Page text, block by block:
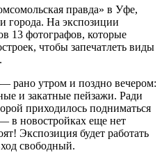
правда» в Уфе,
города. На экспозиции
13 фотографов, которые
чтобы запечатлеть виды
рано утром и поздно вечером:
и закатные пейзажи. Ради
приходилось подниматься
в новостройках еще нет
Экспозиция будет работать
свободный.